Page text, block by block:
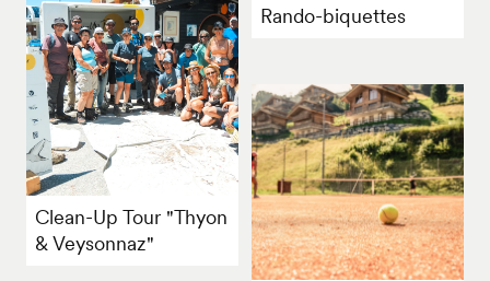
Rando-biquettes
Clean-Up Tour "Thyon
& Veysonnaz"